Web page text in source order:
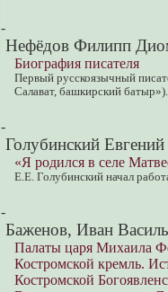
-
Нефёдов Филипп
Биография писателя
Первый русскоязычный
Салават, башкирский
-
Голубинский
«Я родился в селе
Е.Е. Голубинский начал
-
Баженов, Иван
Палаты царя Михаила
Костромской кремль.
Костромской